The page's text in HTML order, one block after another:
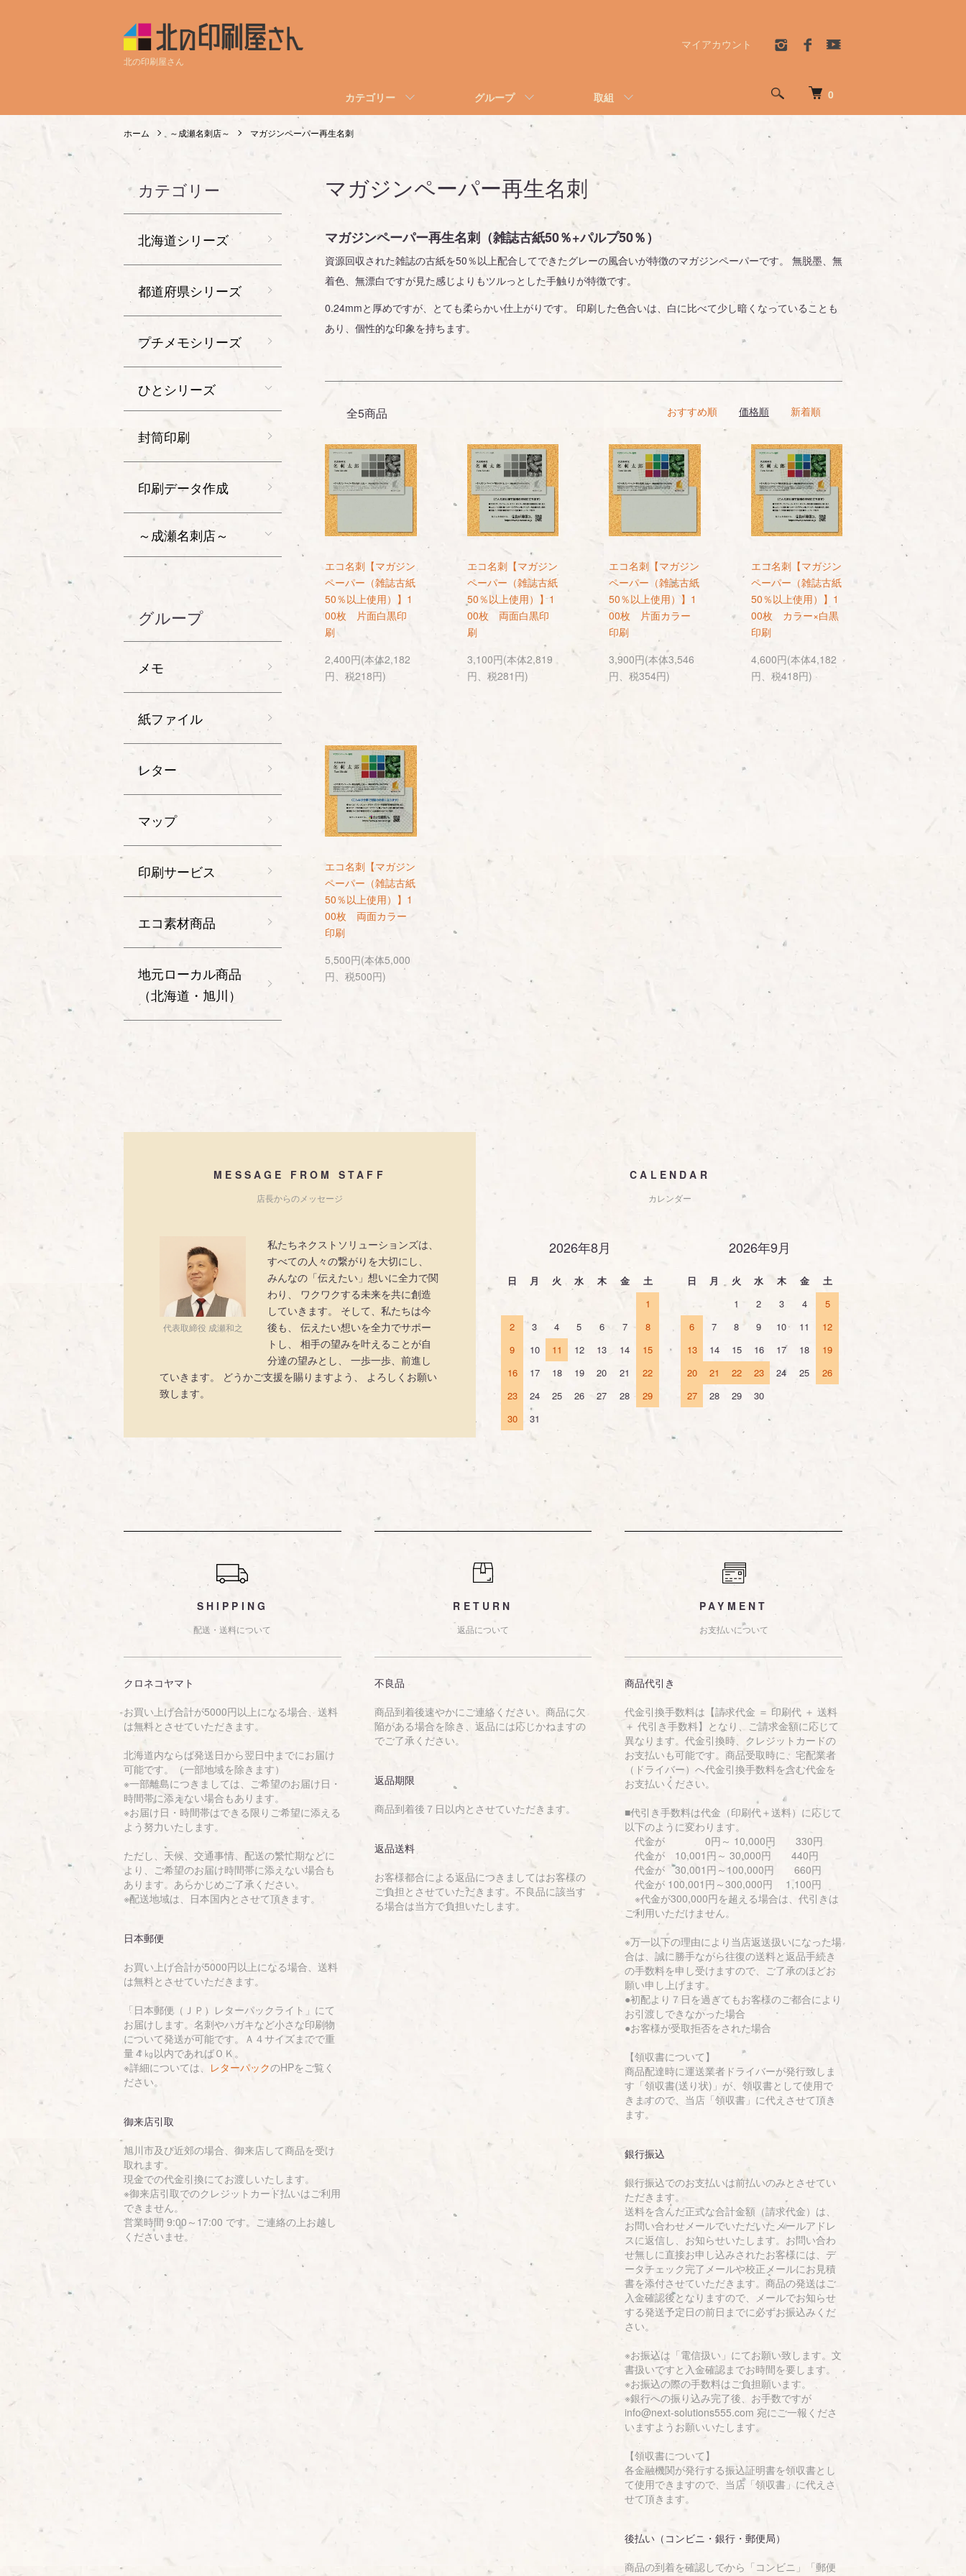
北の印刷屋さん
0
カテゴリー グループ 取組
マイアカウント
ホーム ～成瀬名刺店～ マガジンペーパー再生名刺
マガジンペーパー再生名刺
マガジンペーパー再生名刺（雑誌古紙50％+パルプ50％）
資源回収された雑誌の古紙を50％以上配合してできたグレーの風合いが特徴のマガジンペーパーです。 無脱墨、無
着色、無漂白ですが見た感じよりもツルっとした手触りが特徴です。
0.24mmと厚めですが、とても柔らかい仕上がりです。 印刷した色合いは、白に比べて少し暗くなっていることも
あり、個性的な印象を持ちます。
全5商品 おすすめ順 価格順 新着順
エコ名刺【マガジン
ペーパー（雑誌古紙
50％以上使用）】1
00枚 片面白黒印
刷
2,400円(本体2,182
円、税218円)
エコ名刺【マガジン
ペーパー（雑誌古紙
50％以上使用）】1
00枚 両面白黒印
刷
3,100円(本体2,819
円、税281円)
エコ名刺【マガジン
ペーパー（雑誌古紙
50％以上使用）】1
00枚 片面カラー
印刷
3,900円(本体3,546
円、税354円)
エコ名刺【マガジン
ペーパー（雑誌古紙
50％以上使用）】1
00枚 カラー×白黒
印刷
4,600円(本体4,182
円、税418円)
エコ名刺【マガジン
ペーパー（雑誌古紙
50％以上使用）】1
00枚 両面カラー
印刷
5,500円(本体5,000
円、税500円)
カテゴリー
北海道シリーズ
都道府県シリーズ
プチメモシリーズ
ひとシリーズ
封筒印刷
印刷データ作成
～成瀬名刺店～
グループ
メモ
紙ファイル
レター
マップ
印刷サービス
エコ素材商品
地元ローカル商品
（北海道・旭川）
MESSAGE FROM STAFF
店長からのメッセージ
代表取締役 成瀬和之
私たちネクストソリューションズは、
すべての人々の繋がりを大切にし、
みんなの「伝えたい」想いに全力で関
わり、 ワクワクする未来を共に創造
していきます。 そして、私たちは今
後も、 伝えたい想いを全力でサポー
トし、 相手の望みを叶えることが自
分達の望みとし、 一歩一歩、前進し
ていきます。 どうかご支援を賜りますよう、 よろしくお願い
致します。
CALENDAR
カレンダー
2026年8月
日 月 火 水 木 金
土
1
2
3 4 5 6 7
8
9
10 11 12 13 14
15
16
17 18 19 20 21
22
23
24 25 26 27 28
29
30
31
2026年9月
日 月 火 水 木 金
土
1
2 3 4
5
6
7 8 9 10 11
12
13
14 15 16 17 18
19
20
21 22 23 24 25
26
27
28 29 30
ショッピングガイド
SHIPPING
配送・送料について
クロネコヤマト
お買い上げ合計が5000円以上になる場合、送料
は無料とさせていただきます。
北海道内ならば発送日から翌日中までにお届け
可能です。（一部地域を除きます）
※一部離島につきましては、ご希望のお届け日・
時間帯に添えない場合もあります。
※お届け日・時間帯はできる限りご希望に添える
よう努力いたします。
ただし、天候、交通事情、配送の繁忙期などに
より、ご希望のお届け時間帯に添えない場合も
あります。あらかじめご了承ください。
※配送地域は、日本国内とさせて頂きます。
日本郵便
お買い上げ合計が5000円以上になる場合、送料
は無料とさせていただきます。
「日本郵便（ＪＰ）レターパックライト」にて
お届けします。名刺やハガキなど小さな印刷物
について発送が可能です。Ａ４サイズまでで重
量４㎏以内であればＯＫ。
※詳細については、 レターパックのHPをご覧く
ださい。
御来店引取
旭川市及び近郊の場合、御来店して商品を受け
取れます。
現金での代金引換にてお渡しいたします。
※御来店引取でのクレジットカード払いはご利用
できません。
営業時間 9:00～17:00 です。ご連絡の上お越し
くださいませ。
RETURN
返品について
不良品
商品到着後速やかにご連絡ください。商品に欠
陥がある場合を除き、返品には応じかねますの
でご了承ください。
返品期限
商品到着後７日以内とさせていただきます。
返品送料
お客様都合による返品につきましてはお客様の
ご負担とさせていただきます。不良品に該当す
る場合は当方で負担いたします。
PAYMENT
お支払いについて
商品代引き
代金引換手数料は【請求代金 ＝ 印刷代 ＋ 送料
＋ 代引き手数料】となり、ご請求金額に応じて
異なります。代金引換時、クレジットカードの
お支払いも可能です。商品受取時に、宅配業者
（ドライバー）へ代金引換手数料を含む代金を
お支払いください。
■代引き手数料は代金（印刷代＋送料）に応じて
以下のように変わります。
代金が 0円～ 10,000円 330円
代金が 10,001円～ 30,000円 440円
代金が 30,001円～100,000円 660円
代金が 100,001円～300,000円 1,100円
※代金が300,000円を超える場合は、代引きは
ご利用いただけません。
※万一以下の理由により当店返送扱いになった場
合は、誠に勝手ながら往復の送料と返品手続き
の手数料を申し受けますので、ご了承のほどお
願い申し上げます。
●初配より７日を過ぎてもお客様のご都合により
お引渡しできなかった場合
●お客様が受取拒否をされた場合
【領収書について】
商品配達時に運送業者ドライバーが発行致しま
す「領収書(送り状)」が、領収書として使用で
きますので、当店「領収書」に代えさせて頂き
ます。
銀行振込
銀行振込でのお支払いは前払いのみとさせてい
ただきます。
送料を含んだ正式な合計金額（請求代金）は、
お問い合わせメールでいただいたメールアドレ
スに返信し、お知らせいたします。お問い合わ
せ無しに直接お申し込みされたお客様には、デ
ータチェック完了メールや校正メールにお見積
書を添付させていただきます。商品の発送はご
入金確認後となりますので、メールでお知らせ
する発送予定日の前日までに必ずお振込みくだ
さい。
※お振込は「電信扱い」にてお願い致します。文
書扱いですと入金確認までお時間を要します。
※お振込の際の手数料はご負担願います。
※銀行への振り込み完了後、お手数ですが
info@next-solutions555.com 宛にご一報くださ
いますようお願いいたします。
【領収書について】
各金融機関が発行する振込証明書を領収書とし
て使用できますので、当店「領収書」に代えさ
せて頂きます。
後払い（コンビニ・銀行・郵便局）
商品の到着を確認してから「コンビニ」「郵便